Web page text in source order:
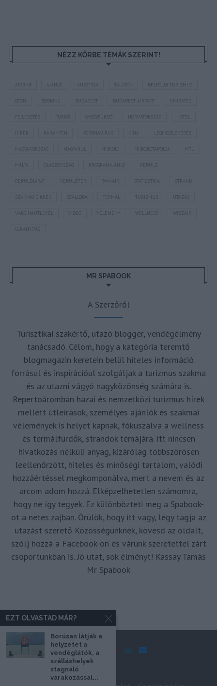
NÉZZ KÖRBE TÉMÁK SZERINT!
AUSZTRIA BALATON BELFÖLDI TURIZMUS
BUDAPEST BUDAPEST AIRPORT EMIRATES
FEJLESZTÉS HORVÁTORSZÁG HOTEL
KARANTÉN LÉGIKÖZLEKEDÉS
MAGYARORSZÁG MISKOLCTAPOLCA MTÜ
MÁLTA OLASZORSZÁG
REPÜLŐJÁRAT REPÜLŐTÉR STATISZTIKA STRAND
SZAKMAI CIKKEK SZÁLLODA TERMÁL TURIZMUS UTAZÁS
VAKCINAÚTLEVÉL WIZZAIR
ÚJRANYITÁS
MR SPABOOK
A Szerzőről
Turisztikai szakértő, utazó blogger, vendégélmény
tanácsadó. Célom, hogy a kategória teremtő
blogmagazin keretein belül hiteles információ
forrásul és inspirációul szolgáljak a turizmus szakma
és az utazni vágyó nagyközönség számára is.
Repertoáromban hazai és nemzetközi turizmus hírek
mellett útleírások, személyes ajánlók és szakmai
vélemények is helyet kapnak, fókuszálva a wellness
és termálfürdők, strandok témájára. Itt nincsen
hivatkozás nélküli anyag, kizárólag többszörösen
leellenőrzött, hiteles és minőségi tartalom, valódi
hozzáértéssel megkomponálva, mert a nevem és az
arcom adom hozzá. Elképzelhetetlen számomra,
hogy ne így tegyek. Ez különbözteti meg a Spabook-
ot a netes zajban. Örülök, hogy itt vagy, légy tagja az
utazást szerető Közösségünknek, kövesd az oldalt,
szólj hozzá a Facebook-on és várunk szeretettel zárt
csoportunkban is. Jó utat, sok élményt! Kassay Tamás
Mr Spabook
EZT OLVASTAD MÁR?
Borúsan látják a
helyzetet a
vendéglátók, a
szálláshelyek
stagnáló
várakozással...